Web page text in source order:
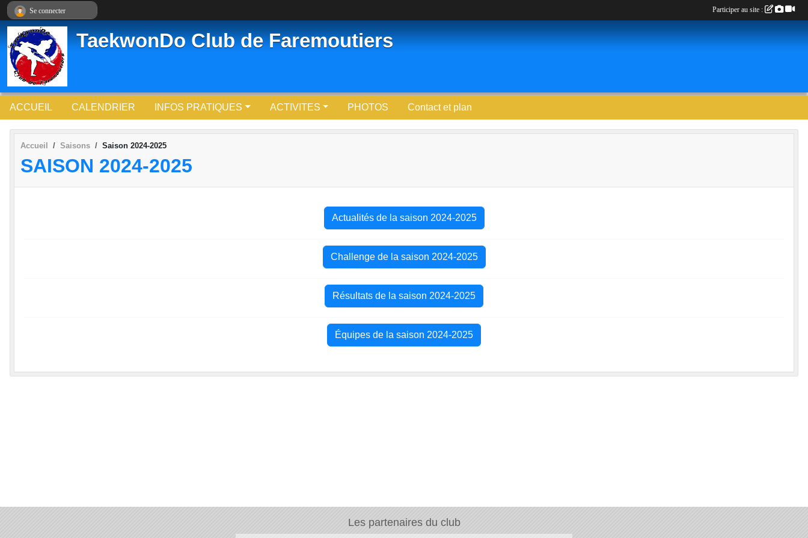
TaekwonDo Club de Faremoutiers
ACCUEIL CALENDRIER INFOS PRATIQUES ACTIVITES PHOTOS Contact et plan
Accueil Saisons Saison 2024-2025
SAISON 2024-2025
Actualités de la saison 2024-2025
Challenge de la saison 2024-2025
Résultats de la saison 2024-2025
Équipes de la saison 2024-2025
Les partenaires du club
Se connecter Participer au site :
Panneau de gestion des cookies